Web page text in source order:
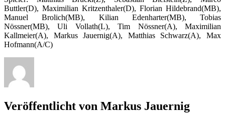
Buttler(D), Maximilian Kritzenthaler(D), Florian Hildebrand(MB),
Manuel Brolich(MB), Kilian Edenharter(MB), Tobias
Nössner(MB), Uli Vollath(L), Tim Nössner(A), Maximilian
Kallmeier(A), Markus Jauernig(A), Matthias Schwarz(A), Max
Hofmann(A/C)
Veröffentlicht von Markus Jauernig